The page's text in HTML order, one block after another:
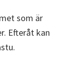
som är
Efteråt kan